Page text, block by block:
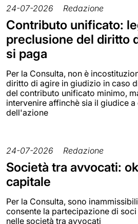
24-07-2026 Redazione
Contributo unificato:
preclusione del diritto
si paga
Per la Consulta, non è
diritto di agire in giudizio in caso
del contributo unificato minimo,
intervenire affinchè sia il giudice
dell'azione
24-07-2026 Redazione
Società tra avvocati:
capitale
Per la Consulta, sono
consente la partecipazione di
nelle società tra avvocati